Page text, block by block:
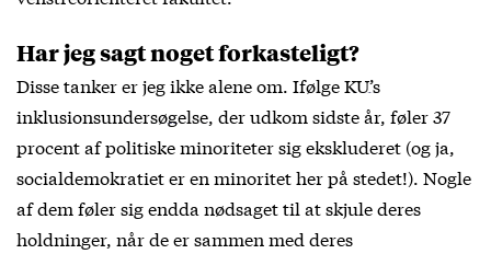
Har jeg sagt noget forkasteligt?
Disse tanker er jeg ikke alene om. IfølgeKU’s
inklusionsundersøgelse , der udkom sidste år, føler 37
procent af politiske minoriteter sig ekskluderet (og ja,
socialdemokratiet er en minoritet her på stedet!). Nogle
af dem føler sig endda nødsaget til at skjule deres
holdninger, når de er sammen med deres